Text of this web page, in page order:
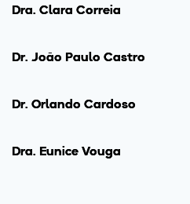
Drª. Clara Correia
Dr. João Paulo Castro
Dr. Orlando Cardoso
Drª. Eunice Vouga